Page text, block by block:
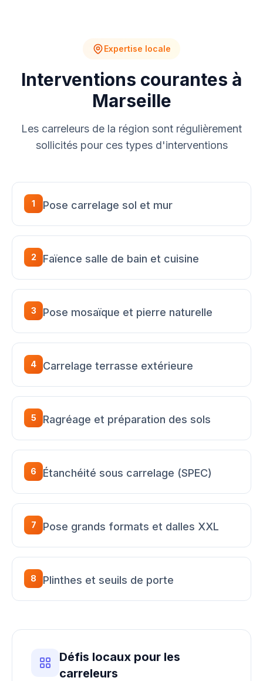
Expertise locale
Interventions courantes à
Marseille
Les carreleurs de la région sont régulièrement
sollicités pour ces types d'interventions
1 Pose carrelage sol et mur
2 Faïence salle de bain et cuisine
3 Pose mosaïque et pierre naturelle
4 Carrelage terrasse extérieure
5 Ragréage et préparation des sols
6 Étanchéité sous carrelage (SPEC)
7 Pose grands formats et dalles XXL
8 Plinthes et seuils de porte
Défis locaux pour les
carreleurs